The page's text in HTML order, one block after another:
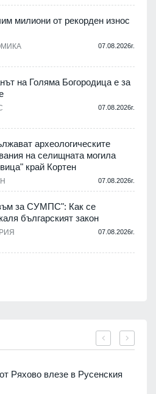
милиони от рекорден износ
07.08.2026г.
на Голяма Богородица е за
07.08.2026г.
археологическите
на селищната могила
край Кортен
07.08.2026г.
за СУМПС": Как се
българският закон
07.08.2026г.
Ряхово влезе в Русенския